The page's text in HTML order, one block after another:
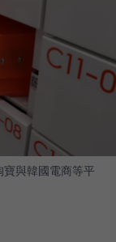
與韓國電商等平